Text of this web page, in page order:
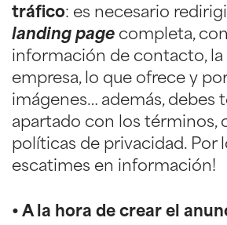
tráfico: es necesario
landing page completa,
información de contacto, la
empresa, lo que ofrece y
imágenes… además, debes
apartado con los términos,
políticas de privacidad. Por
escatimes en información!
• A la hora de crear el